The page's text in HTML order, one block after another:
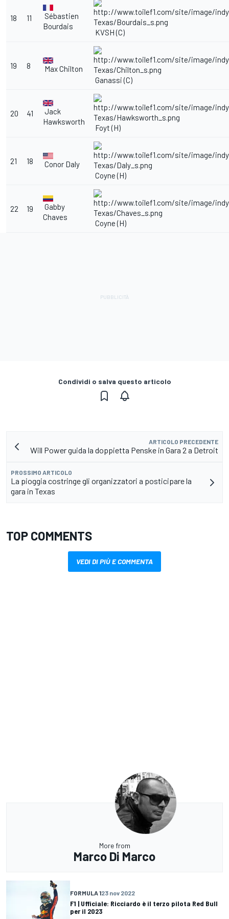
18 11
Sébastien
Bourdais
KVSH (C)
19 8
Max Chilton
Ganassi (C)
20 41
Jack
Hawksworth
Foyt (H)
21 18
Conor Daly
Coyne (H)
22 19
Gabby
Chaves
Coyne (H)
Condividi o salva questo articolo
ARTICOLO PRECEDENTE
Will Power guida la doppietta Penske in Gara 2 a Detroit
PROSSIMO ARTICOLO
La pioggia costringe gli organizzatori a posticipare la
gara in Texas
TOP COMMENTS
VEDI DI PIÙ E COMMENTA
More from
Marco Di Marco
FORMULA 123 nov 2022
F1 | Ufficiale: Ricciardo è il terzo pilota Red Bull
per il 2023